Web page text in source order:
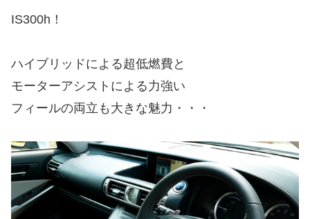
IS300h！
ハイブリッドによる超低燃費と
モーターアシストによる力強い
フィールの両立も大きな魅力・・・